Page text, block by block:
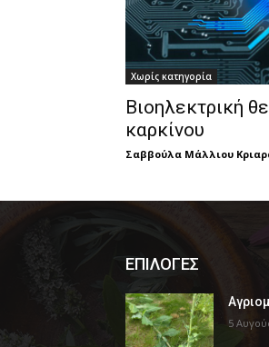
Χωρίς κατηγορία
Βιοηλεκτρική
καρκίνου
Σαββούλα Μάλλιου
ΕΠΙΛΟΓΕΣ
5